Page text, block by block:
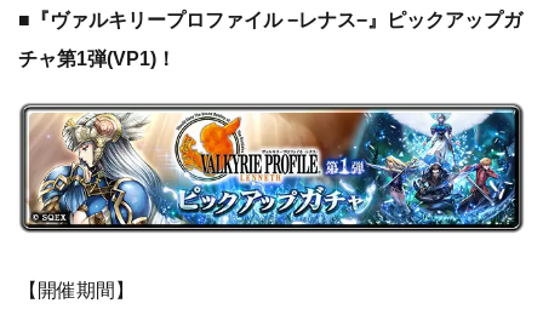
■『ヴァルキリープロファイル −レナス−』ピックアップガ
チャ第1弾(VP1)！
【開催期間】